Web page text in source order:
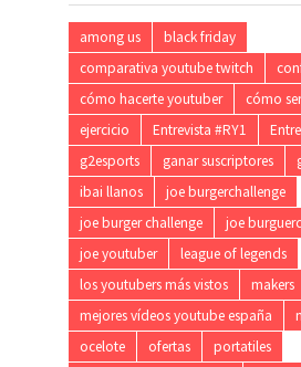
among us
black friday
comparativa youtube twitch
cómo hacerte youtuber
cómo
ejercicio
Entrevista #RY1
g2esports
ganar suscriptores
ibai llanos
joe burgerchallenge
joe burger challenge
joe
joe youtuber
league of legends
los youtubers más vistos
makers
mejores vídeos youtube españa
ocelote
ofertas
portatiles